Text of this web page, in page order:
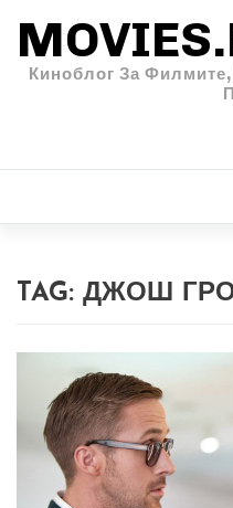
Киноблог За
TAG: ДЖОШ